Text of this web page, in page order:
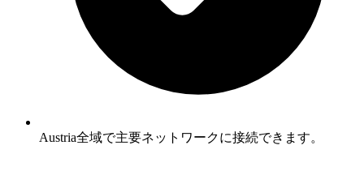
Austria全域で主要ネットワークに接続できます。